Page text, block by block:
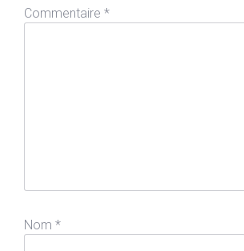
Commentaire *
Nom *